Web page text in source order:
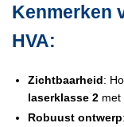
Kenmerken
HVA:
Zichtbaarheid:
laserklasse 2 met
Robuust ontwerp: